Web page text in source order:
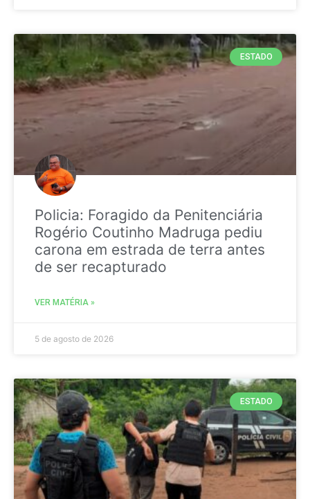
ESTADO
Policia: Foragido da Penitenciária
Rogério Coutinho Madruga pediu
carona em estrada de terra antes
de ser recapturado
VER MATÉRIA »
5 de agosto de 2026
ESTADO